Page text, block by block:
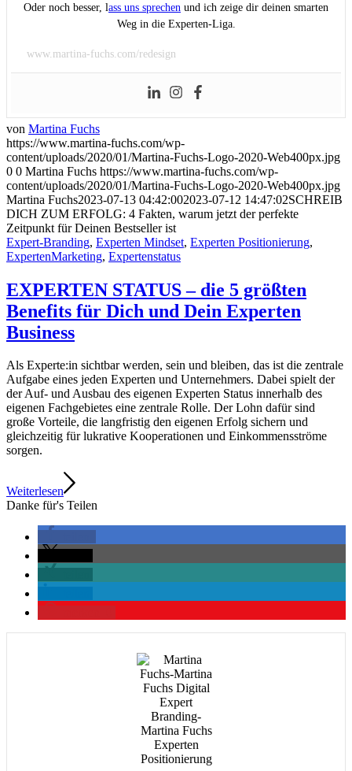
Oder noch besser, lass uns sprechen und ich zeige dir deinen smarten
Weg in die Experten-Liga.
www.martina-fuchs.com/redesign
von Martina Fuchs
https://www.martina-fuchs.com/wp-
content/uploads/2020/01/Martina-Fuchs-Logo-2020-Web400px.jpg
0 0 Martina Fuchs https://www.martina-fuchs.com/wp-
content/uploads/2020/01/Martina-Fuchs-Logo-2020-Web400px.jpg
Martina Fuchs2023-07-13 04:42:002023-07-12 14:47:02SCHREIB
DICH ZUM ERFOLG: 4 Fakten, warum jetzt der perfekte
Zeitpunkt für Deinen Bestseller ist
Expert-Branding, Experten Mindset, Experten Positionierung,
ExpertenMarketing, Expertenstatus
EXPERTEN STATUS – die 5 größten
Benefits für Dich und Dein Experten
Business
Als Experte:in sichtbar werden, sein und bleiben, das ist die zentrale
Aufgabe eines jeden Experten und Unternehmers. Dabei spielt der
der Auf- und Ausbau des eigenen Experten Status innerhalb des
eigenen Fachgebietes eine zentrale Rolle. Der Lohn dafür sind
große Vorteile, die langfristig den eigenen Erfolg sichern und
gleichzeitig für lukrative Kooperationen und Einkommensströme
sorgen.
Weiterlesen
Danke für's Teilen